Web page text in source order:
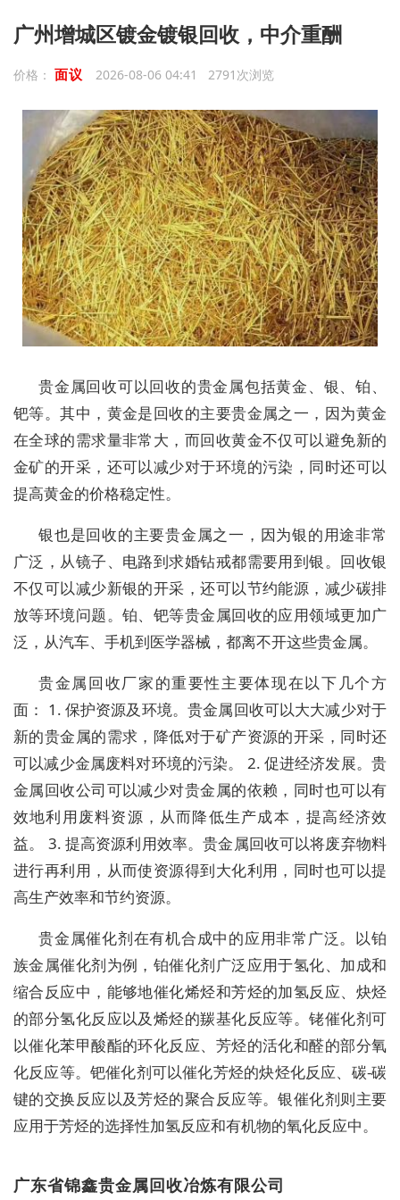
广州增城区镀金镀银回收，中介重酬
价格： 面议 2026-08-06 04:41 2791次浏览
贵金属回收可以回收的贵金属包括黄金、银、铂、
钯等。其中，黄金是回收的主要贵金属之一，因为黄金
在全球的需求量非常大，而回收黄金不仅可以避免新的
金矿的开采，还可以减少对于环境的污染，同时还可以
提高黄金的价格稳定性。
银也是回收的主要贵金属之一，因为银的用途非常
广泛，从镜子、电路到求婚钻戒都需要用到银。回收银
不仅可以减少新银的开采，还可以节约能源，减少碳排
放等环境问题。铂、钯等贵金属回收的应用领域更加广
泛，从汽车、手机到医学器械，都离不开这些贵金属。
贵金属回收厂家的重要性主要体现在以下几个方
面： 1. 保护资源及环境。贵金属回收可以大大减少对于
新的贵金属的需求，降低对于矿产资源的开采，同时还
可以减少金属废料对环境的污染。 2. 促进经济发展。贵
金属回收公司可以减少对贵金属的依赖，同时也可以有
效地利用废料资源，从而降低生产成本，提高经济效
益。 3. 提高资源利用效率。贵金属回收可以将废弃物料
进行再利用，从而使资源得到大化利用，同时也可以提
高生产效率和节约资源。
贵金属催化剂在有机合成中的应用非常广泛。以铂
族金属催化剂为例，铂催化剂广泛应用于氢化、加成和
缩合反应中，能够地催化烯烃和芳烃的加氢反应、炔烃
的部分氢化反应以及烯烃的羰基化反应等。铑催化剂可
以催化苯甲酸酯的环化反应、芳烃的活化和醛的部分氧
化反应等。钯催化剂可以催化芳烃的炔烃化反应、碳-碳
键的交换反应以及芳烃的聚合反应等。银催化剂则主要
应用于芳烃的选择性加氢反应和有机物的氧化反应中。
广东省锦鑫贵金属回收冶炼有限公司